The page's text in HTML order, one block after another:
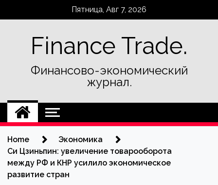
Пятница, Авг 7, 2026
Finance Trade.
Финансово-экономический
журнал.
Home
Экономика
Си Цзиньпин: увеличение товарооборота
между РФ и КНР усилило экономическое
развитие стран